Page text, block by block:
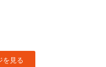
を見る